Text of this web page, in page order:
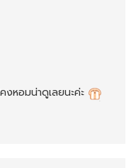
หอมน่าดูเลยนะค่ะ